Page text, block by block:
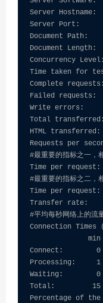
Server
Server Port:
Document Path:
Document
Concurrency
Time taken for
Complete
Failed
Write errors:
Total
HTML
Requests per
#最重要的指标之一，
Time per
#最重要的指标之二，
Time per
Transfer rate:
#平均每秒网络上的流
Connection Times
Connect:
Processing:
Waiting:        0
Total:         15
Percentage of